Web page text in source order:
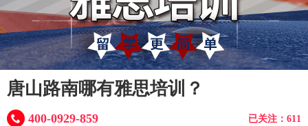
唐山路南哪有雅思培训？
已关注：611
400-0929-859